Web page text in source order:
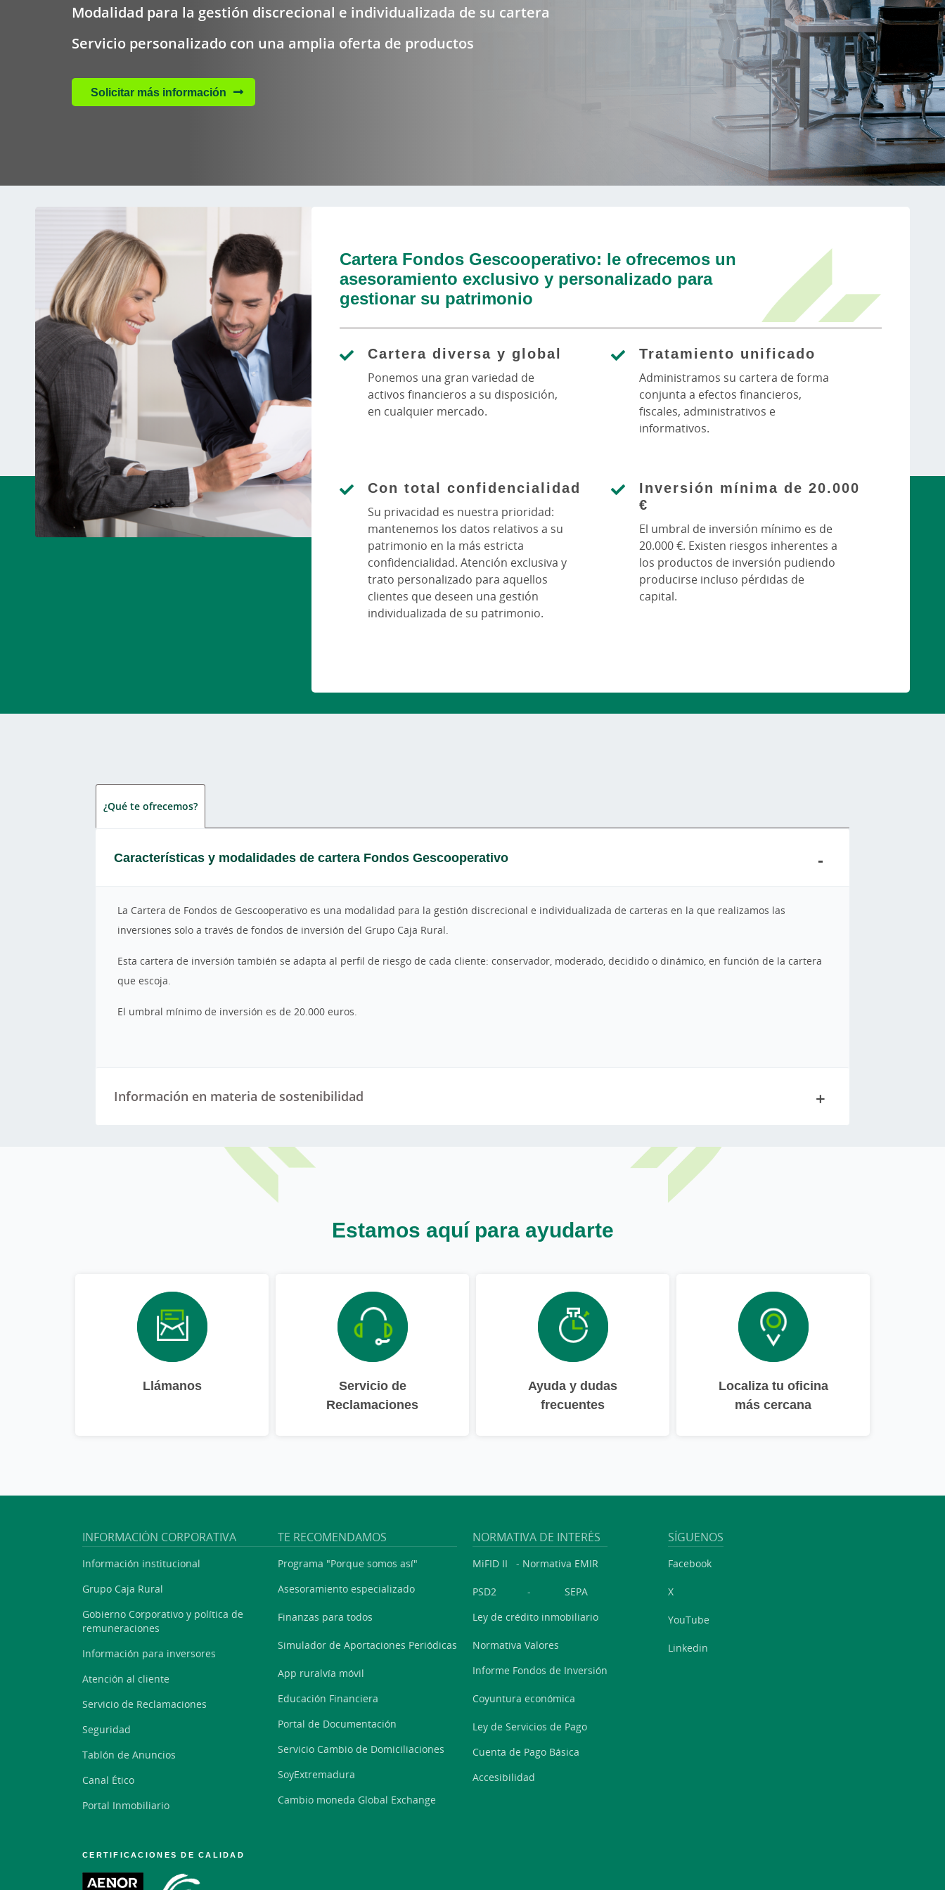
Modalidad para la gestión discrecional e individualizada de su cartera
Servicio personalizado con una amplia oferta de productos
Solicitar más información
Cartera Fondos Gescooperativo: le ofrecemos un
asesoramiento exclusivo y personalizado para
gestionar su patrimonio
Cartera diversa y global
Ponemos una gran variedad de
activos financieros a su disposición,
en cualquier mercado.
Tratamiento unificado
Administramos su cartera de forma
conjunta a efectos financieros,
fiscales, administrativos e
informativos.
Con total confidencialidad
Su privacidad es nuestra prioridad:
mantenemos los datos relativos a su
patrimonio en la más estricta
confidencialidad. Atención exclusiva y
trato personalizado para aquellos
clientes que deseen una gestión
individualizada de su patrimonio.
Inversión mínima de 20.000
€
El umbral de inversión mínimo es de
20.000 €. Existen riesgos inherentes a
los productos de inversión pudiendo
producirse incluso pérdidas de
capital.
¿Qué te ofrecemos?
Características y modalidades de cartera Fondos Gescooperativo
La Cartera de Fondos de Gescooperativo es una modalidad para la gestión discrecional e individualizada de carteras en la que realizamos las
inversiones solo a través de fondos de inversión del Grupo Caja Rural.
Esta cartera de inversión también se adapta al perfil de riesgo de cada cliente: conservador, moderado, decidido o dinámico, en función de la cartera
que escoja.
El umbral mínimo de inversión es de 20.000 euros.
Información en materia de sostenibilidad
Estamos aquí para ayudarte
Llámanos
Servicio de
Reclamaciones
Ayuda y dudas
frecuentes
Localiza tu oficina
más cercana
INFORMACIÓN CORPORATIVA
Información institucional
Grupo Caja Rural
Gobierno Corporativo y política de
remuneraciones
Información para inversores
Atención al cliente
Servicio de Reclamaciones
Seguridad
Tablón de Anuncios
Canal Ético
Portal Inmobiliario
CERTIFICACIONES DE CALIDAD
TE RECOMENDAMOS
Programa "Porque somos así"
Asesoramiento especializado
Finanzas para todos
Simulador de Aportaciones Periódicas
App ruralvía móvil
Educación Financiera
Portal de Documentación
Servicio Cambio de Domiciliaciones
SoyExtremadura
Cambio moneda Global Exchange
NORMATIVA DE INTERÉS
MiFID II - Normativa EMIR
PSD2 - SEPA
Ley de crédito inmobiliario
Normativa Valores
Informe Fondos de Inversión
Coyuntura económica
Ley de Servicios de Pago
Cuenta de Pago Básica
Accesibilidad
SÍGUENOS
Facebook
X
YouTube
Linkedin